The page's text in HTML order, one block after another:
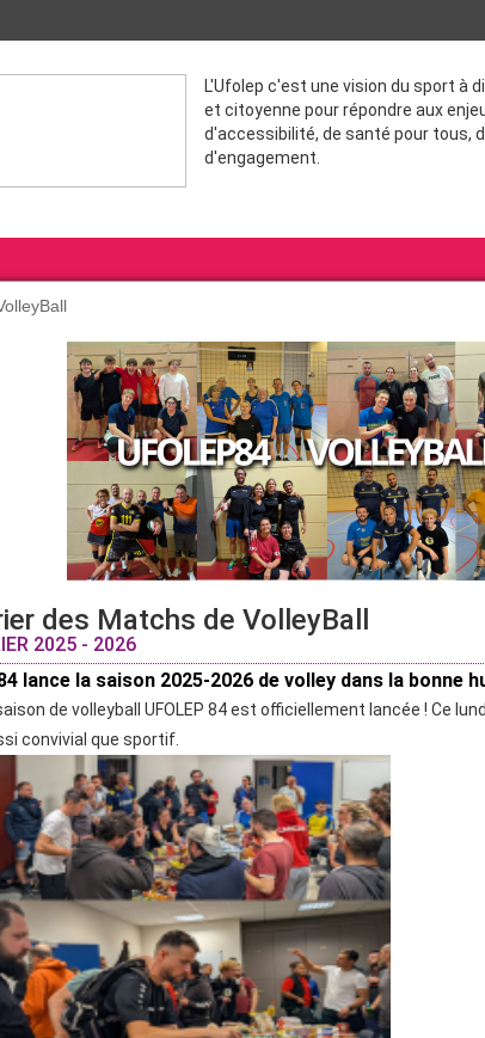
L'Ufolep c'est une vision du sport à
et citoyenne pour répondre aux
d'accessibilité, de santé pour tous,
d'engagement.
DE FORMATION
des Matchs de VolleyBall
2025 - 2026
84 lance la saison 2025-2026 de volley dans la bonne
de volleyball UFOLEP 84 est officiellement lancée ! Ce
convivial que sportif.